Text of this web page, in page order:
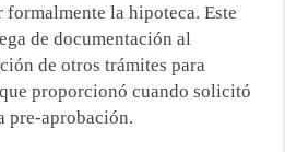
la hipoteca. Este
de documentación al
de otros trámites para
proporcionó cuando solicitó
pre-aprobación.